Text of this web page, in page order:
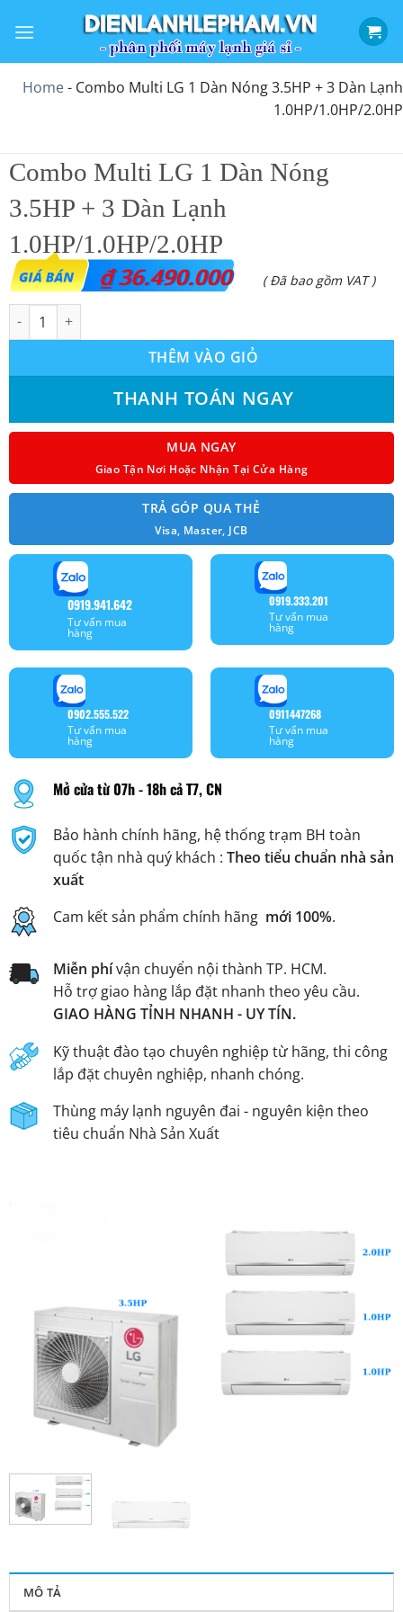
qua
dungHome- Combo Multi LG 1 Dàn Nóng 3.5HP + 3 Dàn Lạnh
1.0HP/1.0HP/2.0HP
MÔ TẢ
Combo Multi LG 1 Dàn Nóng
3.5HP + 3 Dàn Lạnh
1.0HP/1.0HP/2.0HP
₫36.490.000
( Đã bao gồm VAT )
Combo Multi LG 1 Dàn Nóng 3.5HP + 3 Dàn Lạnh 1.0HP/1.0HP/
THÊM VÀO GIỎ
THANH TOÁN NGAY
MUA NGAY
Giao Tận Nơi Hoặc Nhận Tại Cửa Hàng
TRẢ GÓP QUA THẺ
Visa, Master, JCB
0919.941.642
Tư vấn mua
hàng
0919.333.201
Tư vấn mua
hàng
0902.555.522
Tư vấn mua
hàng
0911447268
Tư vấn mua
hàng
Mở cửa từ 07h - 18h cả T7, CN
Bảo hành chính hãng, hệ thống trạm BH toàn
quốc tận nhà quý khách : Theo tiểu chuẩn nhà sản
xuất
Cam kết sản phẩm chính hãng mới 100%.
Miễn phívận chuyển nội thành TP. HCM.
Hỗ trợ giao hàng lắp đặt nhanh theo yêu cầu.
GIAO HÀNG TỈNH NHANH - UY TÍN.
Kỹ thuật đào tạo chuyên nghiệp từ hãng, thi công
lắp đặt chuyên nghiệp, nhanh chóng.
Thùng máy lạnh nguyên đai - nguyên kiện theo
tiêu chuẩn Nhà Sản Xuất